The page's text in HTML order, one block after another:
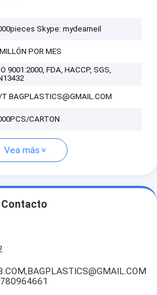
Skype: mydearneil
POR MES
9001:2000, FDA, HACCP, SGS,
BAGPLASTICS@GMAIL.COM
CARTON
Vea más
Contacto